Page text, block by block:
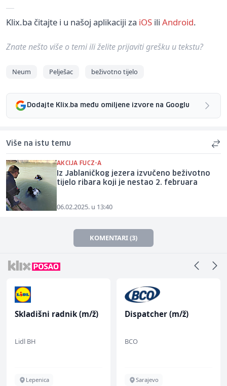
Klix.ba čitajte i u našoj aplikaciji za iOS ili Android.
Znate nešto više o temi ili želite prijaviti grešku u tekstu?
Neum Pelješac beživotno tijelo
Dodajte Klix.ba među omiljene izvore na Googlu
Više na istu temu
AKCIJA FUCZ-A
Iz Jablaničkog jezera izvučeno beživotno
tijelo ribara koji je nestao 2. februara
06.02.2025. u 13:40
KOMENTARI (3)
Skladišni radnik (m/ž)
Lidl BH
Lepenica
Dispatcher (m/ž)
BCO
Sarajevo